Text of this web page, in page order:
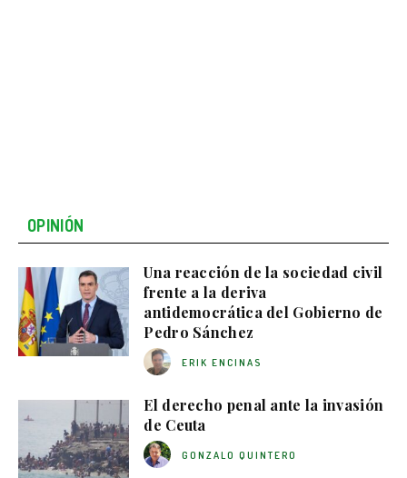
OPINIÓN
Una reacción de la sociedad civil
frente a la deriva
antidemocrática del Gobierno de
Pedro Sánchez
ERIK ENCINAS
El derecho penal ante la invasión
de Ceuta
GONZALO QUINTERO